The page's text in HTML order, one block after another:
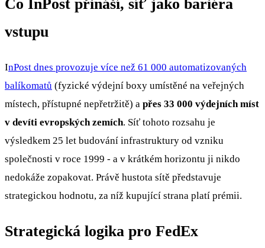
Co InPost přináší, síť jako bariéra
vstupu
InPost dnes provozuje více než 61 000 automatizovaných
balíkomatů (fyzické výdejní boxy umístěné na veřejných
místech, přístupné nepřetržitě) a přes 33 000 výdejních míst
v devíti evropských zemích. Síť tohoto rozsahu je
výsledkem 25 let budování infrastruktury od vzniku
společnosti v roce 1999 - a v krátkém horizontu ji nikdo
nedokáže zopakovat. Právě hustota sítě představuje
strategickou hodnotu, za níž kupující strana platí prémii.
Strategická logika pro FedEx